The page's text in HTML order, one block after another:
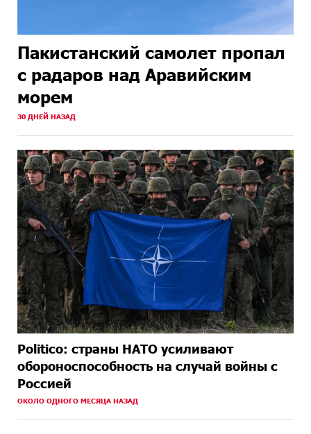
Пакистанский самолет пропал
с радаров над Аравийским
морем
30 ДНЕЙ НАЗАД
Politico: страны НАТО усиливают
обороноспособность на случай войны с
Россией
ОКОЛО ОДНОГО МЕСЯЦА НАЗАД